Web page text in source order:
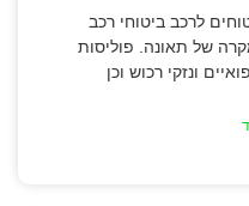
לרכב ביטוחי רכב
של תאונה. פוליסות
ונזקי רכוש וכן